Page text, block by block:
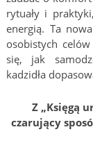
rytuały i
energią. Ta
osobistych
się, jak
kadzidła
Z „Księgą
czarujący